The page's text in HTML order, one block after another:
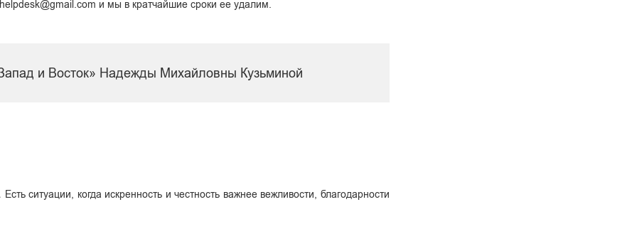
и мы в кратчайшие сроки ее удалим.
и Восток» Надежды Михайловны Кузьминой
ситуации, когда искренность и честность важнее вежливости, благодарности